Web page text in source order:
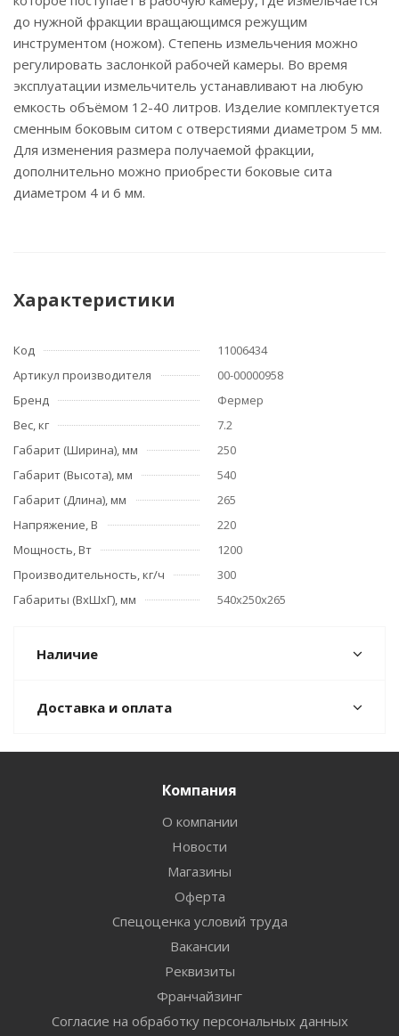
до нужной фракции вращающимся режущим
инструментом (ножом). Степень измельчения можно
регулировать заслонкой рабочей камеры. Во время
эксплуатации измельчитель устанавливают на любую
емкость объёмом 12-40 литров. Изделие комплектуется
сменным боковым ситом с отверстиями диаметром 5 мм.
Для изменения размера получаемой фракции,
дополнительно можно приобрести боковые сита
диаметром 4 и 6 мм.
Характеристики
Код
11006434
Артикул производителя
00-00000958
Бренд
Фермер
Вес, кг
7.2
Габарит (Ширина), мм
250
Габарит (Высота), мм
540
Габарит (Длина), мм
265
Напряжение, В
220
Мощность, Вт
1200
Производительность, кг/ч
300
Габариты (ВхШхГ), мм
540х250х265
Наличие
Доставка и оплата
Компания
О компании
Новости
Магазины
Оферта
Спецоценка условий труда
Вакансии
Реквизиты
Франчайзинг
Согласие на обработку персональных данных